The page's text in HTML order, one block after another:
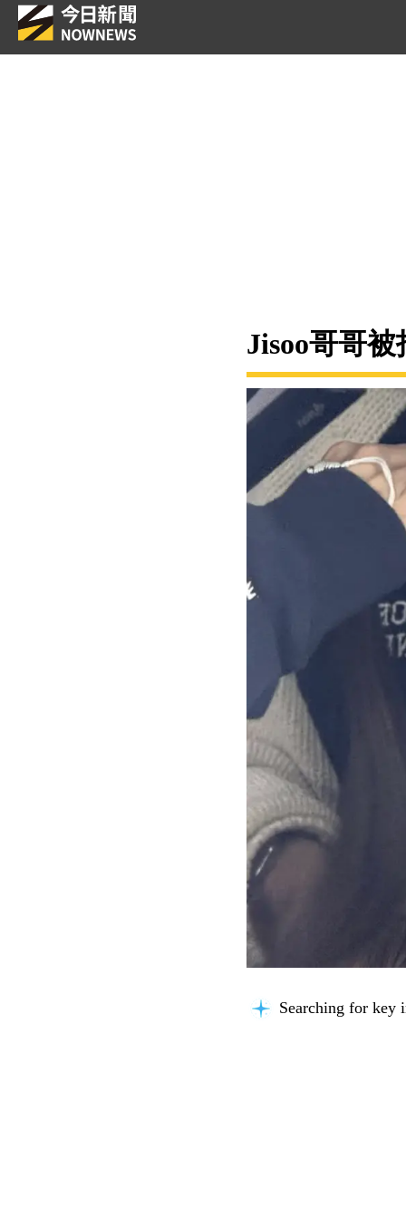
Jisoo哥哥
Searching for key